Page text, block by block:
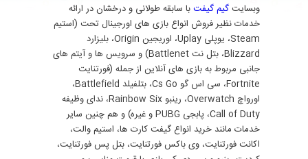
وبسایت گیم گیفتبا سابقه طولانی و درخشان در ارائه
خدمات نظیر فروش انواع بازی های اورجینال تحت (استیم
Steam، یوپلی Uplay، اوریجین Origin، بلیزارد
Blizzard، بتل نت Battlenet) و سرویس ها و آیتم های
جانبی مربوط به بازی های آنلاین از جمله (فورتنایت
Fortnite، سی اس گو Cs Go، بتلفیلد Battlefield،
اورواچ Overwatch، رینبو Rainbow Six، ندای وظیفه
Call of Duty، پابجی PUBG و غیره) و هم چنین سایر
خدمات مانند خرید انواع گیفت کارت ها، استیم والت،
اکانت فورتنایت، وی باکس فورتنایت، بتل پس فورتنایت،